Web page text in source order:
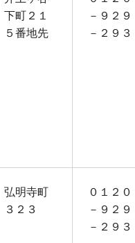
下町２１
５番地先
－９２９
－２９３
弘明寺町
３２３
０１２０
－９２９
－２９３